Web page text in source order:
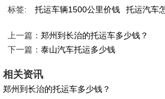
标签: 托运车辆1500公里价钱 托运汽车
上一篇：郑州到长治的托运车多少钱？
下一篇：泰山汽车托运多少钱
相关资讯
郑州到长治的托运车多少钱？